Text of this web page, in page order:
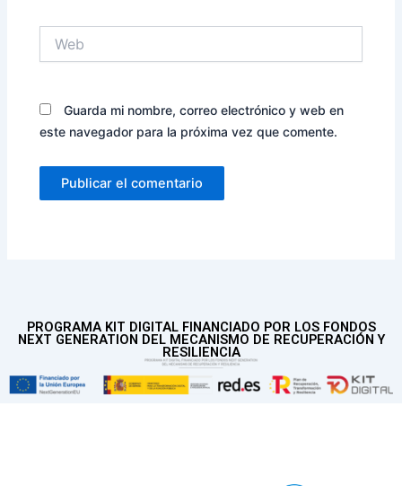
Guarda mi nombre, correo electrónico y web en
este navegador para la próxima vez que comente.
PROGRAMA KIT DIGITAL FINANCIADO POR LOS FONDOS
NEXT GENERATION DEL MECANISMO DE RECUPERACIÓN Y
RESILIENCIA